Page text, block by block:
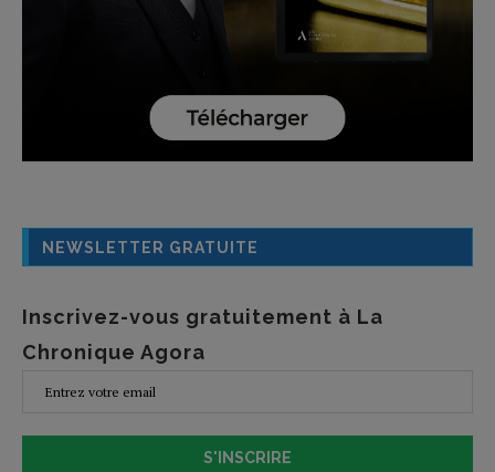
NEWSLETTER GRATUITE
Inscrivez-vous gratuitement à La
Chronique Agora
S'INSCRIRE